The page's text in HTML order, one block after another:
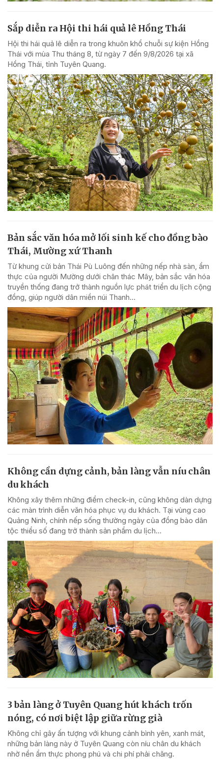
Sắp diễn ra Hội thi hái quả lê Hồng Thái
Hội thi hái quả lê diễn ra trong khuôn khổ chuỗi sự kiện Hồng
Thái với mùa Thu tháng 8, từ ngày 7 đến 9/8/2026 tại xã
Hồng Thái, tỉnh Tuyên Quang.
Bản sắc văn hóa mở lối sinh kế cho đồng bào
Thái, Mường xứ Thanh
Từ khung cửi bản Thái Pù Luông đến những nếp nhà sàn, ẩm
thực của người Mường dưới chân thác Mây, bản sắc văn hóa
truyền thống đang trở thành nguồn lực phát triển du lịch cộng
đồng, giúp người dân miền núi Thanh...
Không cần dựng cảnh, bản làng vẫn níu chân
du khách
Không xây thêm những điểm check-in, cũng không dàn dựng
các màn trình diễn văn hóa phục vụ du khách. Tại vùng cao
Quảng Ninh, chính nếp sống thường ngày của đồng bào dân
tộc thiểu số đang trở thành sản phẩm du lịch...
3 bản làng ở Tuyên Quang hút khách trốn
nóng, có nơi biệt lập giữa rừng già
Không chỉ gây ấn tượng với khung cảnh bình yên, xanh mát,
những bản làng này ở Tuyên Quang còn níu chân du khách
nhờ nền ẩm thực phong phú và chi phí phải chăng.